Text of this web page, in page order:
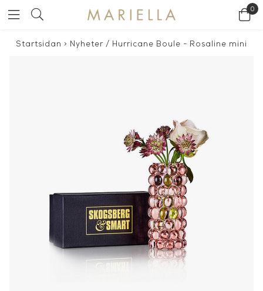
0
Startsidan > Nyheter / Hurricane Boule - Rosaline mini